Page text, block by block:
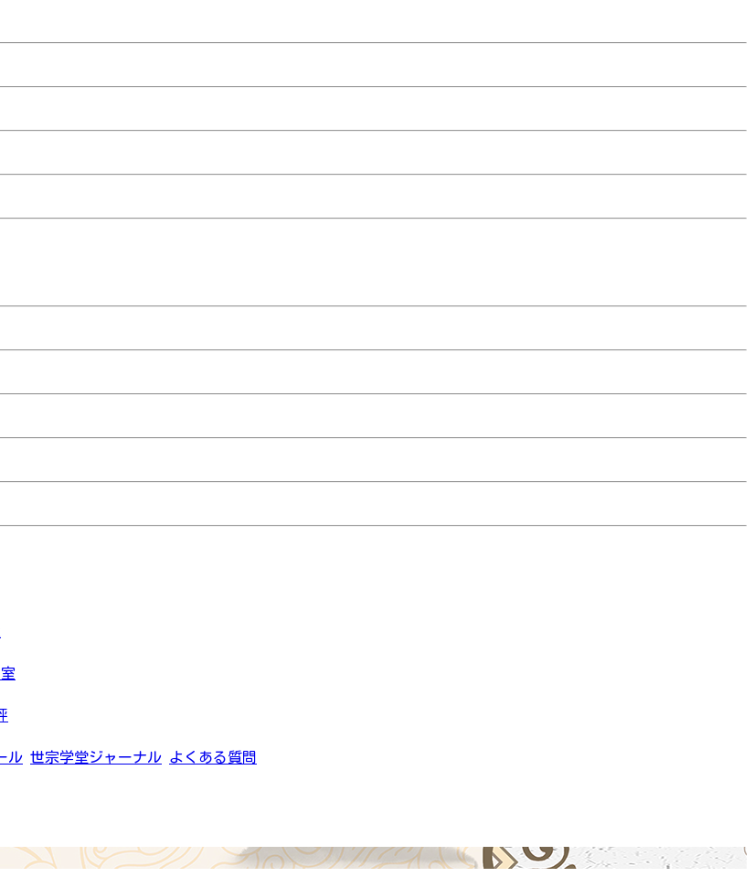
ル 世宗学堂ジャーナル よくある質問